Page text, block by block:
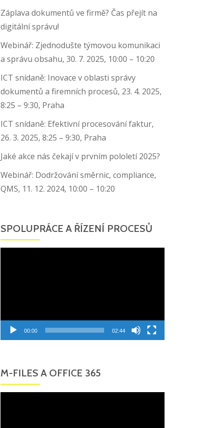
Záplava dokumentů ve firmě? Čas přejít na
digitální správu!
Webinář: Zjednodušte týmovou komunikaci
a správu obsahu, 30. 7. 2025, 10:00 – 10:20
ICT snídaně: Inovace v oblasti správy
dokumentů a firemních procesů, 23. 4. 2025,
8:25 – 9:30, Praha
ICT snídaně: Efektivní procesování faktur,
26. 3. 2025, 8:25 – 9:30, Praha
Jaké akce nás čekají v prvním pololetí 2025?
Webinář: Dodržování směrnic, compliance,
QMS, 11. 12. 2024, 10:00 – 10:20
SPOLUPRÁCE A ŘÍZENÍ PROCESŮ
00:00 02:44
M-FILES A OFFICE 365